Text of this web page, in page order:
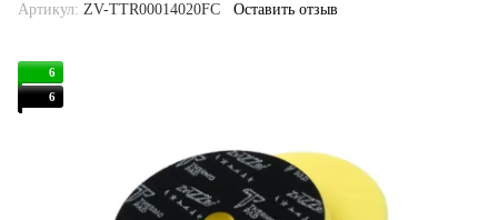
Артикул: ZV-TTR00014020FC Оставить отзыв
6
6